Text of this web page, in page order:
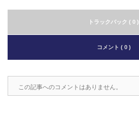
トラックバック ( 0 )
コメント ( 0 )
この記事へのコメントはありません。